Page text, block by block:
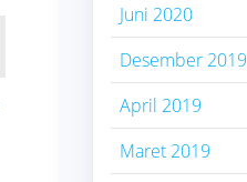
Juni 2020
Desember 2019
April 2019
Maret 2019